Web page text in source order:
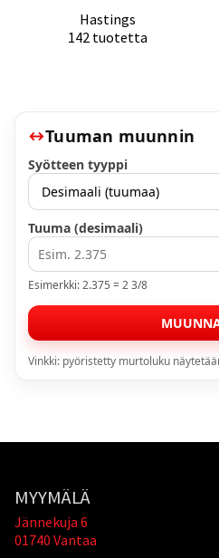
Hastings
142 tuotetta
Tuuman muunnin
Syötteen tyyppi
Tuuma (desimaali)
Esimerkki: 2.375 = 2 3/8
Vinkki: pyöristetty murtoluku
MYYMÄLÄ
Jännekuja 6
01740 Vantaa